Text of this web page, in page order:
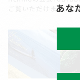
ご覧いただけます。
あな